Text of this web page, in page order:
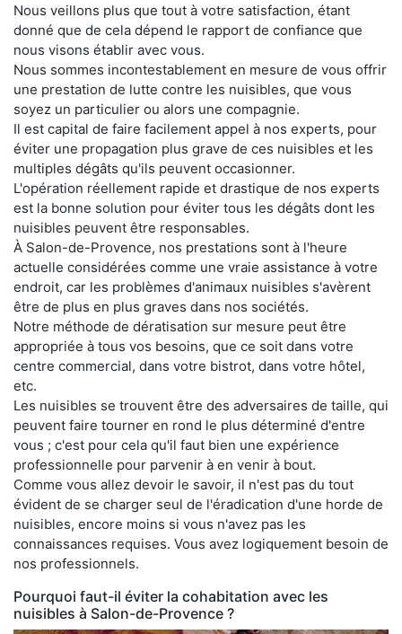
Nous veillons plus que tout à votre satisfaction, étant
donné que de cela dépend le rapport de confiance que
nous visons établir avec vous.
Nous sommes incontestablement en mesure de vous offrir
une prestation de lutte contre les nuisibles, que vous
soyez un particulier ou alors une compagnie.
Il est capital de faire facilement appel à nos experts, pour
éviter une propagation plus grave de ces nuisibles et les
multiples dégâts qu'ils peuvent occasionner.
L'opération réellement rapide et drastique de nos experts
est la bonne solution pour éviter tous les dégâts dont les
nuisibles peuvent être responsables.
À Salon-de-Provence, nos prestations sont à l'heure
actuelle considérées comme une vraie assistance à votre
endroit, car les problèmes d'animaux nuisibles s'avèrent
être de plus en plus graves dans nos sociétés.
Notre méthode de dératisation sur mesure peut être
appropriée à tous vos besoins, que ce soit dans votre
centre commercial, dans votre bistrot, dans votre hôtel,
etc.
Les nuisibles se trouvent être des adversaires de taille, qui
peuvent faire tourner en rond le plus déterminé d'entre
vous ; c'est pour cela qu'il faut bien une expérience
professionnelle pour parvenir à en venir à bout.
Comme vous allez devoir le savoir, il n'est pas du tout
évident de se charger seul de l'éradication d'une horde de
nuisibles, encore moins si vous n'avez pas les
connaissances requises. Vous avez logiquement besoin de
nos professionnels.
Pourquoi faut-il éviter la cohabitation avec les
nuisibles à Salon-de-Provence ?